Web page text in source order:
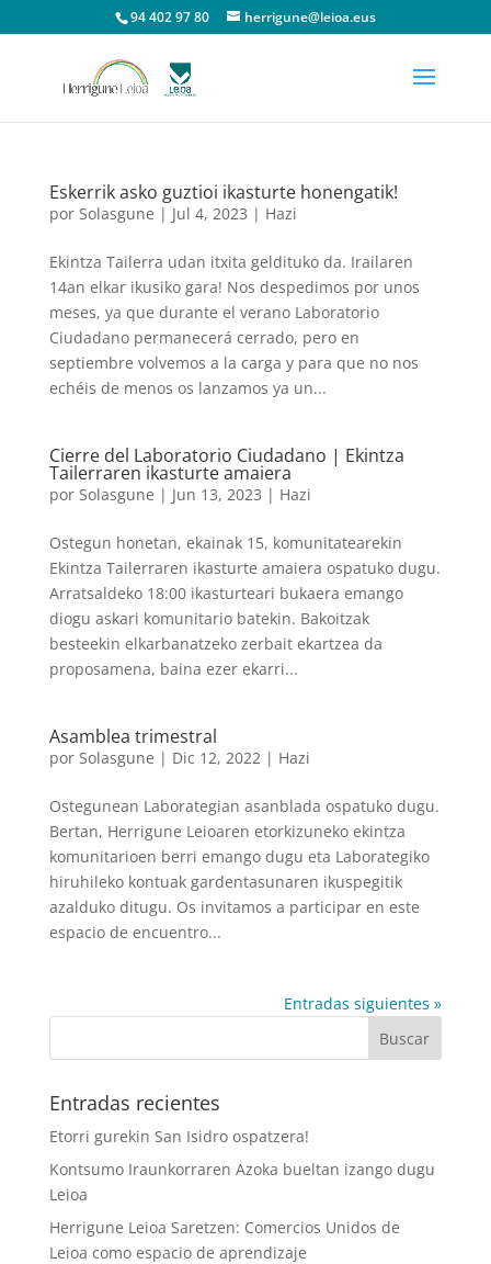
94 402 97 80 herrigune@leioa.eus
Eskerrik asko guztioi ikasturte honengatik!
por Solasgune | Jul 4, 2023 | Hazi
Ekintza Tailerra udan itxita geldituko da. Irailaren
14an elkar ikusiko gara! Nos despedimos por unos
meses, ya que durante el verano Laboratorio
Ciudadano permanecerá cerrado, pero en
septiembre volvemos a la carga y para que no nos
echéis de menos os lanzamos ya un...
Cierre del Laboratorio Ciudadano | Ekintza
Tailerraren ikasturte amaiera
por Solasgune | Jun 13, 2023 | Hazi
Ostegun honetan, ekainak 15, komunitatearekin
Ekintza Tailerraren ikasturte amaiera ospatuko dugu.
Arratsaldeko 18:00 ikasturteari bukaera emango
diogu askari komunitario batekin. Bakoitzak
besteekin elkarbanatzeko zerbait ekartzea da
proposamena, baina ezer ekarri...
Asamblea trimestral
por Solasgune | Dic 12, 2022| Hazi
Ostegunean Laborategian asanblada ospatuko dugu.
Bertan, Herrigune Leioaren etorkizuneko ekintza
komunitarioen berri emango dugu eta Laborategiko
hiruhileko kontuak gardentasunaren ikuspegitik
azalduko ditugu. Os invitamos a participar en este
espacio de encuentro...
Entradas siguientes »
Entradas recientes
Etorri gurekin San Isidro ospatzera!
Kontsumo Iraunkorraren Azoka bueltan izango dugu
Leioa
Herrigune Leioa Saretzen: Comercios Unidos de
Leioa como espacio de aprendizaje